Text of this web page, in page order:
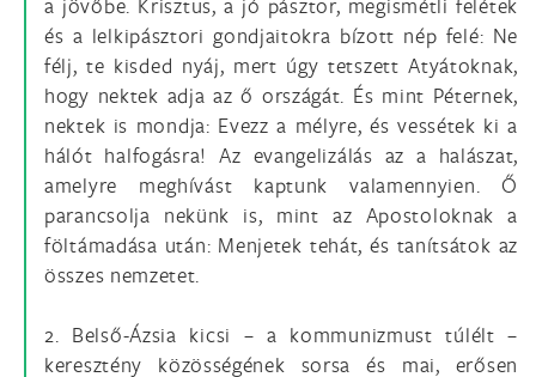
és a lelkipásztori gondjaitokra bízott nép felé: Ne
félj, te kisded nyáj, mert úgy tetszett Atyátoknak,
hogy nektek adja az ő országát. És mint Péternek,
nektek is mondja: Evezz a mélyre, és vessétek ki a
hálót halfogásra! Az evangelizálás az a halászat,
amelyre meghívást kaptunk valamennyien. Ő
parancsolja nekünk is, mint az Apostoloknak a
föltámadása után: Menjetek tehát, és tanítsátok az
összes nemzetet.
2. Belső-Ázsia kicsi – a kommunizmust túlélt –
keresztény közösségének sorsa és mai, erősen